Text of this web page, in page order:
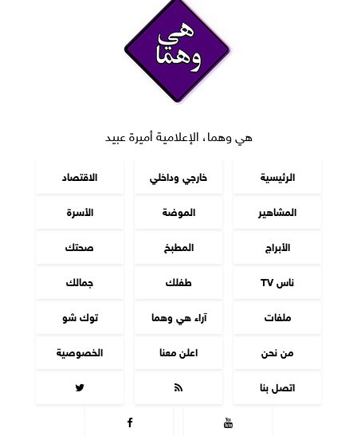
هي وهما، الإعلامية أميرة عبيد
الرئيسية خارجي وداخلي
الاقتصاد
المشاهير
الموضة
الأسرة
الأبراج
المطبخ
صحتك
ناس TV
طفلك
جمالك
ملفات
آراء هي وهما
توك شو
من نحن
اعلن معنا
الخصوصية
اتصل بنا



